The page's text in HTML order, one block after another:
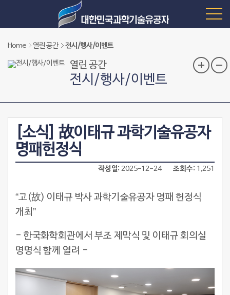
Home 열린 공간 전시/행사/이벤트
열린 공간
전시/행사/이벤트
[소식] 故이태규 과학기술유공자
명패헌정식
작성일 2025-12-24 조회수 1,251
“고 (故) 이태규 박사 과학기술유공자 명패 헌정식
개최 ”
- 한국화학회관에서 부조 제막식 및 이태규 회의실
명명식 함께 열려 -